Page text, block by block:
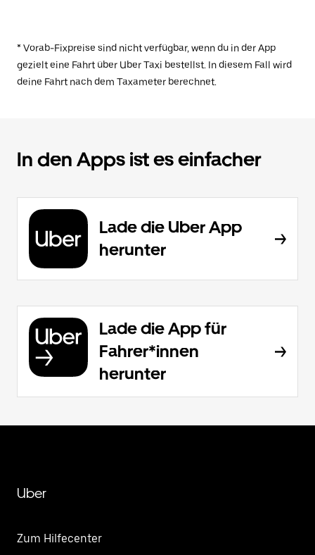
* Vorab-Fixpreise sind nicht verfügbar, wenn du in der App
gezielt eine Fahrt über Uber Taxi bestellst. In diesem Fall wird
deine Fahrt nach dem Taxameter berechnet.
In den Apps ist es einfacher
Lade die Uber App
herunter
Lade die App für
Fahrer*innen
herunter
Uber
Zum Hilfecenter